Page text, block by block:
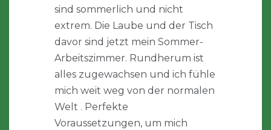
sind sommerlich und nicht
extrem. Die Laube und der Tisch
davor sind jetzt mein Sommer-
Arbeitszimmer. Rundherum ist
alles zugewachsen und ich fühle
mich weit weg von der normalen
Welt . Perfekte
Voraussetzungen, um mich